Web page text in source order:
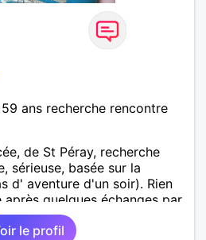
ans recherche rencontre
de St Péray, recherche
sérieuse, basée sur la
d' aventure d'un soir). Rien
quelques échanges par
si il y a un feeling entre les
Au plaisir de se
le profil